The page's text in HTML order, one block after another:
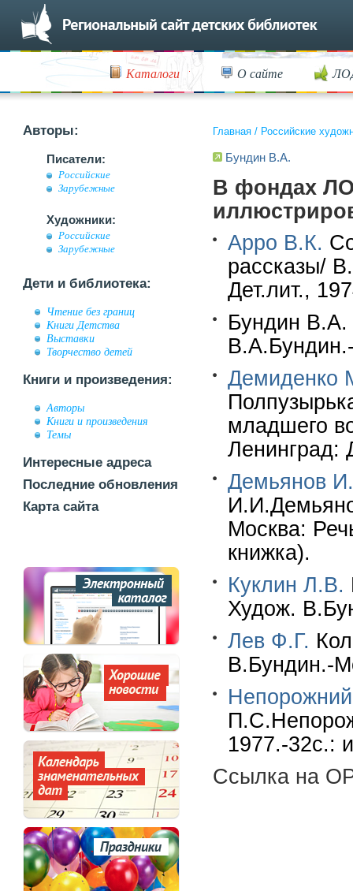
Каталоги О сайте
Авторы:
Писатели:
Российские
Зарубежные
Художники:
Российские
Зарубежные
Дети и библиотека:
Чтение без границ
Книги Детства
Выставки
Творчество детей
Книги и произведения:
Авторы
Книги и произведения
Темы
Интересные адреса
Последние обновления
Карта сайта
Главная / Российские
Бундин В.А.
В фондах
Арро В.К.
рассказы/
Дет.лит.,
Бундин В.А.
Демиденко
младшего
Ленинград:
Демьянов
Москва:
книжка).
Куклин Л.В.
Худож.
Лев Ф.Г.
В.Бундин.-
1977.-32с.:
Ссылка на